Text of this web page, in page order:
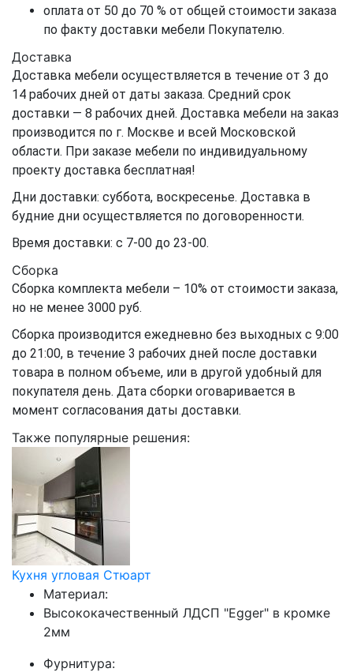
оплата от 50 до 70 % от общей стоимости заказа
по факту доставки мебели Покупателю.
Доставка
Доставка мебели осуществляется в течение от 3 до
14 рабочих дней от даты заказа. Средний срок
доставки — 8 рабочих дней. Доставка мебели на заказ
производится по г. Москве и всей Московской
области. При заказе мебели по индивидуальному
проекту доставка бесплатная!
Дни доставки: суббота, воскресенье. Доставка в
будние дни осуществляется по договоренности.
Время доставки: с 7-00 до 23-00.
Сборка
Сборка комплекта мебели – 10% от стоимости заказа,
но не менее 3000 руб.
Сборка производится ежедневно без выходных с 9:00
до 21:00, в течение 3 рабочих дней после доставки
товара в полном объеме, или в другой удобный для
покупателя день. Дата сборки оговаривается в
момент согласования даты доставки.
Также популярные решения:
Кухня угловая Стюарт
Материал:
Высококачественный ЛДСП "Egger" в кромке
2мм
Фурнитура: